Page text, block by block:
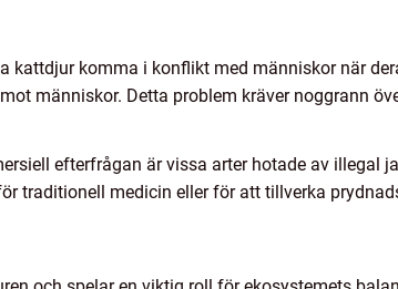
komma i konflikt med människor när
människor. Detta problem kräver noggrann
efterfrågan är vissa arter hotade av illegal
traditionell medicin eller för att tillverka